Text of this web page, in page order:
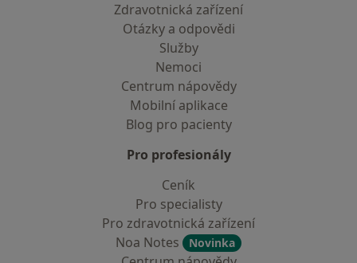
Zdravotnická zařízení
Otázky a odpovědi
Služby
Nemoci
Centrum nápovědy
Mobilní aplikace
Blog pro pacienty
Pro profesionály
Ceník
Pro specialisty
Pro zdravotnická zařízení
Noa Notes
Novinka